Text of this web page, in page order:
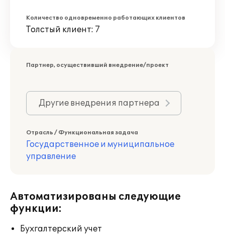
Количество одновременно работающих клиентов
Толстый клиент: 7
Партнер, осуществивший внедрение/проект
Другие внедрения партнера
Отрасль / Функциональная задача
Государственное и муниципальное
управление
Автоматизированы следующие
функции:
Бухгалтерский учет